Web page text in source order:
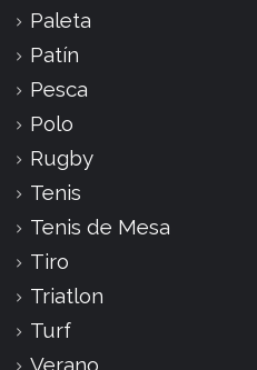
Paleta
Patín
Pesca
Polo
Rugby
Tenis
Tenis de Mesa
Tiro
Triatlon
Turf
Verano